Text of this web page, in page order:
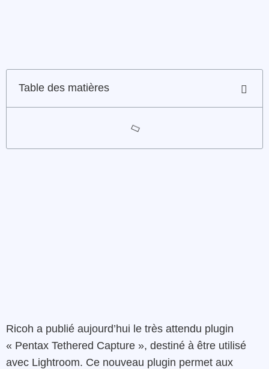
Table des matières
Ricoh a publié aujourd’hui le très attendu plugin
« Pentax Tethered Capture », destiné à être utilisé
avec Lightroom. Ce nouveau plugin permet aux